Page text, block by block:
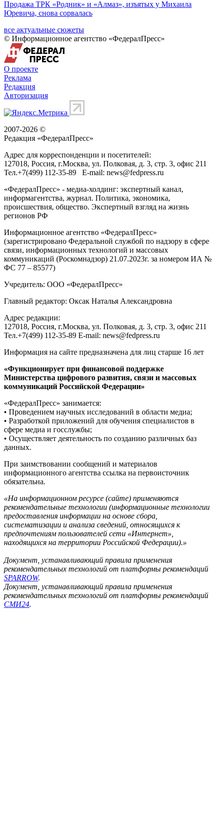
Продажа ТРК «Родник» и «Алмаз», изъятых у Михаила
Юревича, снова сорвалась
все актуальные сюжеты
© Информационное агентство «ФедералПресс»
О проекте
Реклама
Редакция
Авторизация
2007-2026 ©
Редакция «ФедералПресс»
Адрес для корреспонденции и посетителей:
127018, Россия, г.Москва, ул. Полковая, д. 3, стр. 3, офис 211
Тел.+7(499) 112-35-89 E-mail: news@fedpress.ru
«ФедералПресс» - медиа-холдинг: экспертный канал,
информагентства, журнал. Политика, экономика,
происшествия, общество. Экспертный взгляд на жизнь
регионов РФ
Информационное агентство «ФедералПресс»
(зарегистрировано Федеральной службой по надзору в сфере
связи, информационных технологий и массовых
коммуникаций (Роскомнадзор) 21.07.2023г. за номером ИА №
ФС 77 – 85577)
Учредитель: ООО «ФедералПресс»
Главный редактор: Оксак Наталья Александровна
Адрес редакции:
127018, Россия, г.Москва, ул. Полковая, д. 3, стр. 3, офис 211
Тел.+7(499) 112-35-89 E-mail: news@fedpress.ru
Информация на сайте предназначена для лиц старше 16 лет
«Функционирует при финансовой поддержке
Министерства цифрового развития, связи и массовых
коммуникаций Российской Федерации»
«ФедералПресс» занимается:
• Проведением научных исследований в области медиа;
• Разработкой приложений для обучения специалистов в
сфере медиа и госслужбы;
• Осуществляет деятельность по созданию различных баз
данных.
При заимствовании сообщений и материалов
информационного агентства ссылка на первоисточник
обязательна.
«На информационном ресурсе (сайте) применяются
рекомендательные технологии (информационные технологии
предоставления информации на основе сбора,
систематизации и анализа сведений, относящихся к
предпочтениям пользователей сети «Интернет»,
находящихся на территории Российской Федерации).»
Документ, устанавливающий правила применения
рекомендательных технологий от платформы рекомендаций
SPARROW.
Документ, устанавливающий правила применения
рекомендательных технологий от платформы рекомендаций
СМИ24.